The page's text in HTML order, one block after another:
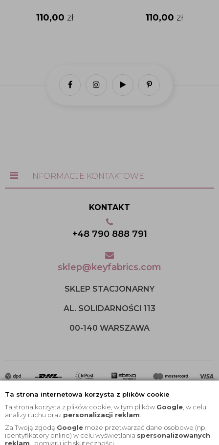
Ta strona internetowa korzysta z plików cookie
Ta strona korzysta z plików cookie, w tym plików Google , w celu
analizy ruchu oraz personalizacji reklam
Za Twoją zgodą Google może przetwarzać dane osobowe (np.
identyfikatory online) w celu wyświetlania spersonalizowanych
reklam i pomiaru ich skuteczności.
110,00 zł 110,00 zł
INFORMACJE KONTAKTOWE
KONTAKT
+48 790 888 791
sklep@keyfabrics.com
SKLEP STACJONARNY
AL. SOLIDARNOŚCI 113
00-140 WARSZAWA
2020 © Wszelkie Prawa Zastrzeżone |KEYfabrics